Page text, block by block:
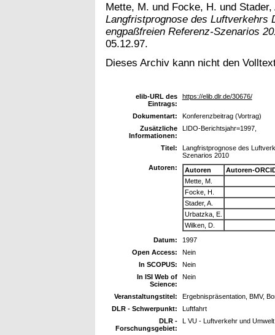
Mette, M. und Focke, H. und Stader,
Langfristprognose des Luftverkehrs
engpaßfreien Referenz-Szenarios
05.12.97.
Dieses Archiv kann nicht den
elib-URL des
Eintrags:
https://elib.dlr.de/30676/
Dokumentart:
Konferenzbeitrag (Vortrag)
Zusätzliche
Informationen:
LIDO-Berichtsjahr=1997,
Titel:
Langfristprognose des
Szenarios 2010
Autoren:
Autoren
Autoren-
Mette, M.
Focke, H.
Stader, A.
Urbatzka, E.
Wilken, D.
Datum:
1997
Open Access:
Nein
In SCOPUS:
Nein
In ISI Web of
Science:
Nein
Veranstaltungstitel:
Ergebnispräsentation, BMV,
DLR - Schwerpunkt:
Luftfahrt
DLR -
Forschungsgebiet:
L VU - Luftverkehr und Umwelt